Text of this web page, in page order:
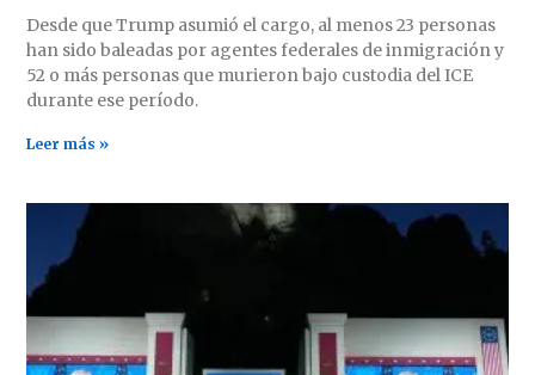
Desde que Trump asumió el cargo, al menos 23 personas
han sido baleadas por agentes federales de inmigración y
52 o más personas que murieron bajo custodia del ICE
durante ese período.
Leer más »